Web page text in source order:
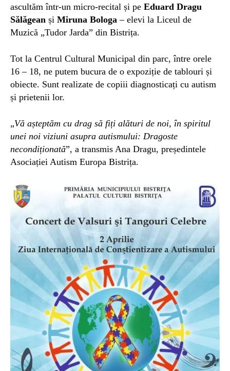
ascultăm într-un micro-recital și pe Eduard Dragu
Sălăgean și Miruna Bologa – elevi la Liceul de
Muzică „Tudor Jarda” din Bistrița.
Tot la Centrul Cultural Municipal din parc, între orele
16 – 18, ne putem bucura de o expoziție de tablouri și
obiecte. Sunt realizate de copiii diagnosticați cu autism
și prietenii lor.
„Vă așteptăm cu drag să fiți alături de noi, în spiritul
unei noi viziuni asupra autismului: Dragoste
necondiționată”, a transmis Ana Dragu, președintele
Asociației Autism Europa Bistrița.